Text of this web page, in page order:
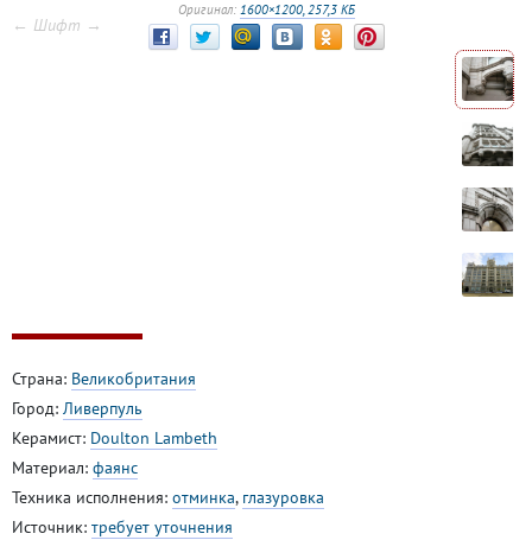
Оригинал: 1600×1200, 257,3 КБ
← Шифт →
Страна: Великобритания
Город: Ливерпуль
Керамист: Doulton Lambeth
Материал: фаянс
Техника исполнения: отминка, глазуровка
Источник: требует уточнения